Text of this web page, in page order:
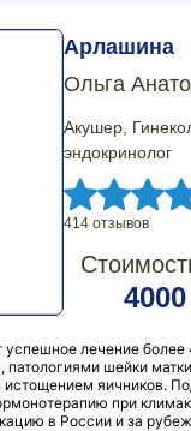
Арлашина
Ольга
Акушер,
эндокринолог
414 отзывов
успешное лечение более
шейки
яичников.
при
в России и за